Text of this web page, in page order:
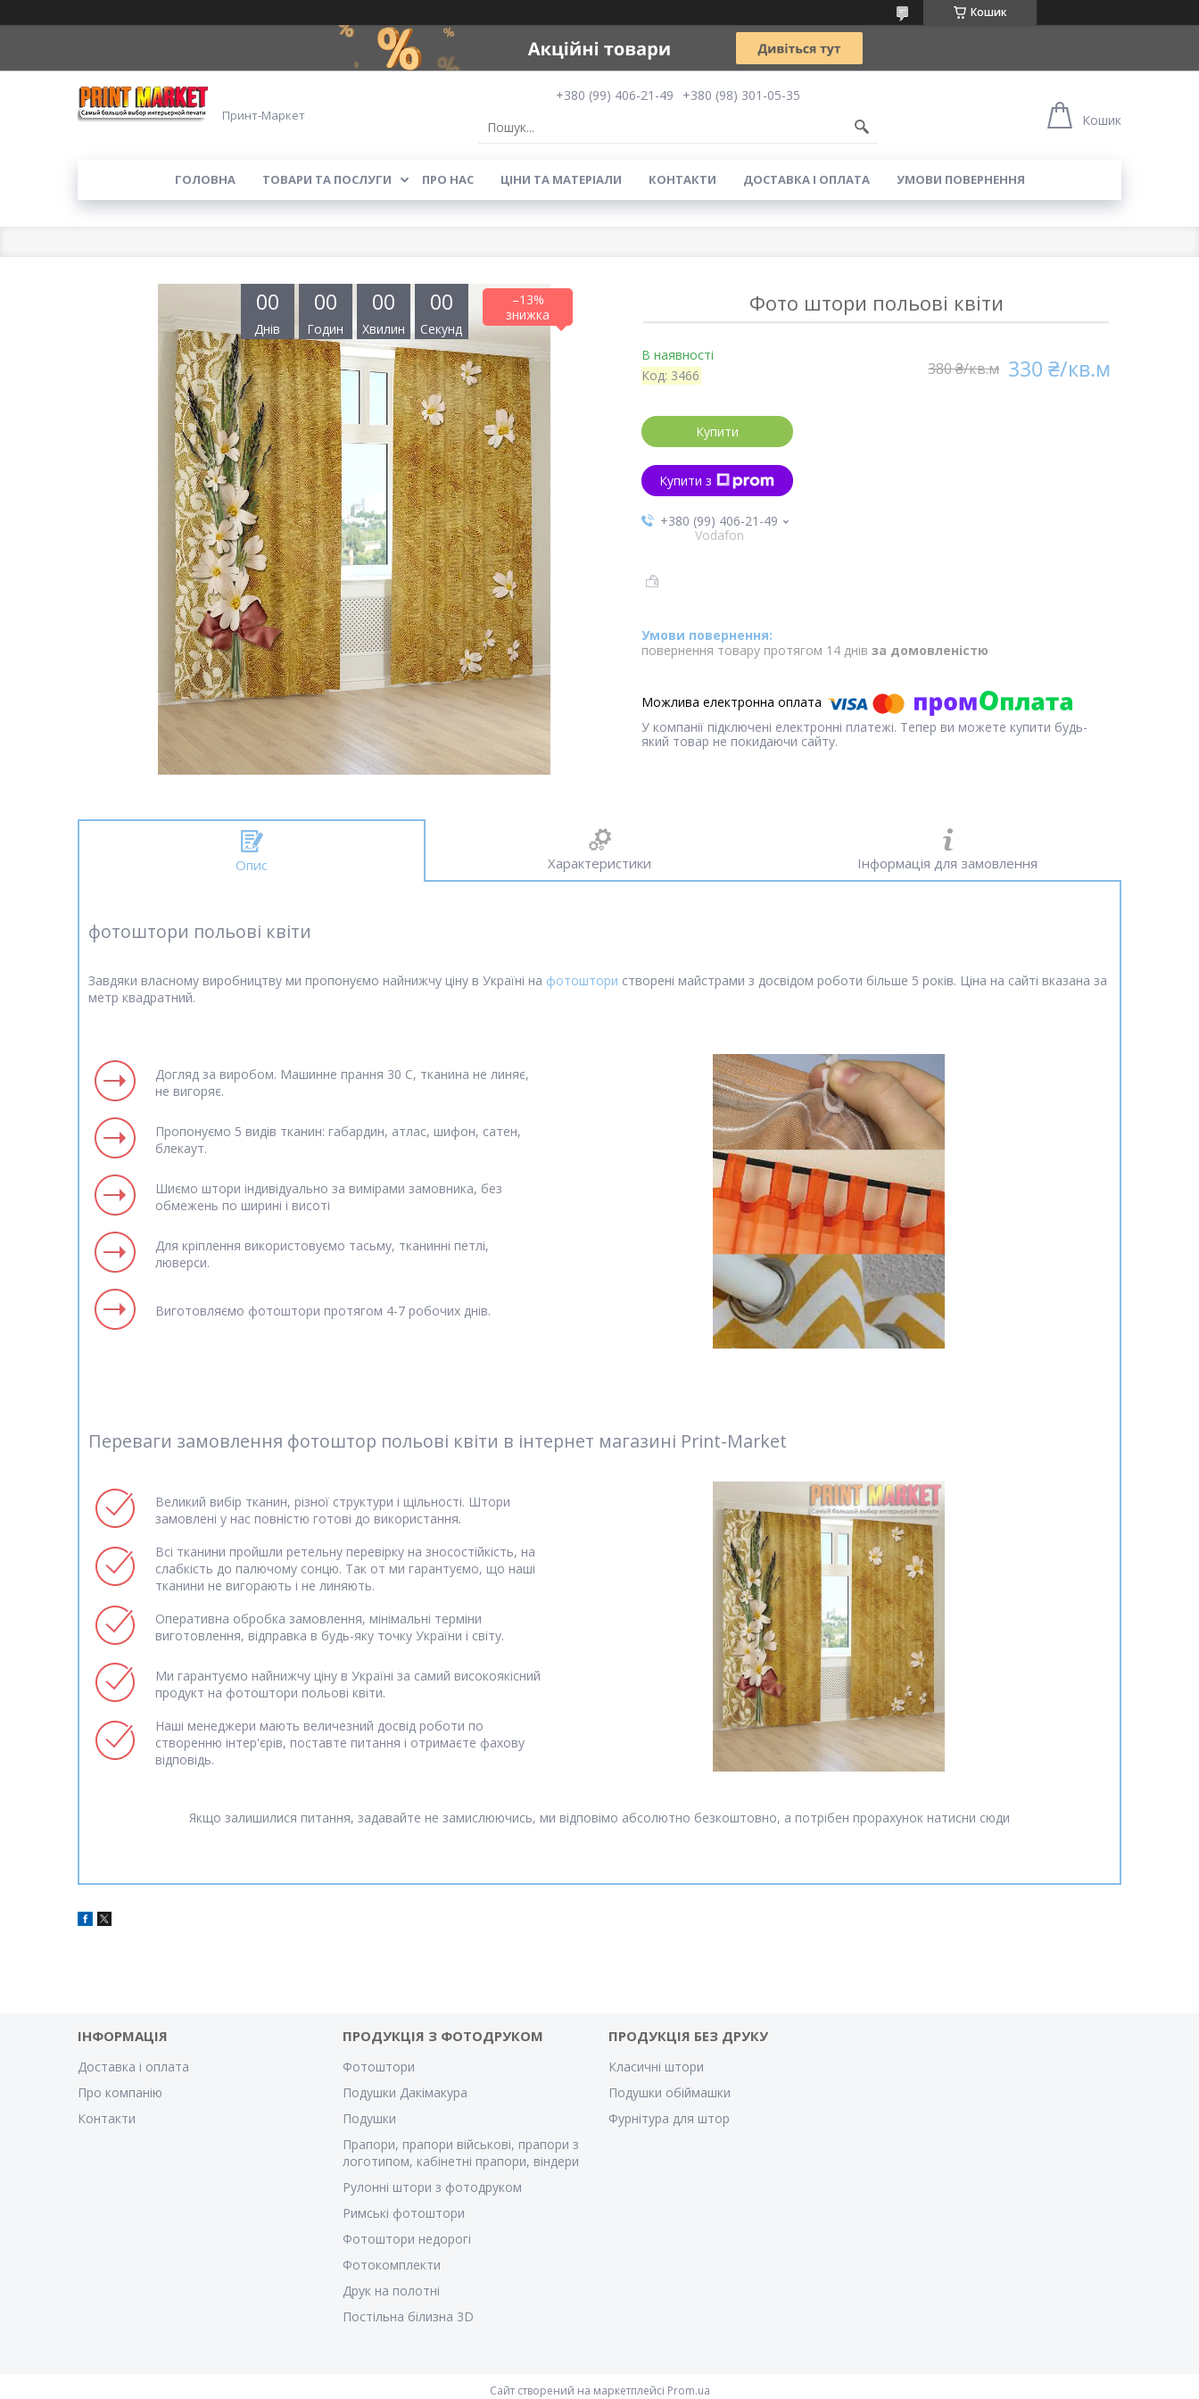
Кошик
Принт-Маркет
+380 (99) 406-21-49
+380 (98) 301-05-35
Кошик
ГОЛОВНА ТОВАРИ ТА ПОСЛУГИ ПРО НАС ЦІНИ ТА МАТЕРІАЛИ КОНТАКТИ ДОСТАВКА І ОПЛАТА УМОВИ ПОВЕРНЕННЯ
–13%
00
Днів
00
Годин
00
Хвилин
00
Секунд
Фото штори польові квіти
В наявності
Код: 3466 380 ₴/кв.м 330 ₴/кв.м
Купити
Купити з
+380 (99) 406-21-49
Vodafon
повернення товару протягом 14 днів за домовленістю
У компанії підключені електронні платежі. Тепер ви можете купити будь-
який товар не покидаючи сайту.
Опис Характеристики Інформація для замовлення
фотоштори польові квіти
Завдяки власному виробництву ми пропонуємо найнижчу ціну в Україні на фотоштори створені майстрами з досвідом роботи більше 5 років. Ціна на сайті вказана за
метр квадратний.
Догляд за виробом. Машинне прання 30 С, тканина не линяє,
не вигоряє.
Пропонуємо 5 видів тканин: габардин, атлас, шифон, сатен,
блекаут.
Шиємо штори індивідуально за вимірами замовника, без
обмежень по ширині і висоті
Для кріплення використовуємо тасьму, тканинні петлі,
люверси.
Виготовляємо фотоштори протягом 4-7 робочих днів.
Переваги замовлення фотоштор польові квіти в інтернет магазині Print-Market
Великий вибір тканин, різної структури і щільності. Штори
замовлені у нас повністю готові до використання.
Всі тканини пройшли ретельну перевірку на зносостійкість, на
слабкість до палючому сонцю. Так от ми гарантуємо, що наші
тканини не вигорають і не линяють.
Оперативна обробка замовлення, мінімальні терміни
виготовлення, відправка в будь-яку точку України і світу.
Ми гарантуємо найнижчу ціну в Україні за самий високоякісний
продукт на фотоштори польові квіти.
Наші менеджери мають величезний досвід роботи по
створенню інтер'єрів, поставте питання і отримаєте фахову
відповідь.
Якщо залишилися питання, задавайте не замислюючись, ми відповімо абсолютно безкоштовно, а потрібен прорахунок натисни сюди
ІНФОРМАЦІЯ
Доставка і оплата
Про компанію
Контакти
ПРОДУКЦІЯ З ФОТОДРУКОМ
Фотоштори
Подушки Дакімакура
Подушки
Прапори, прапори військові, прапори з
логотипом, кабінетні прапори, віндери
Рулонні штори з фотодруком
Римські фотоштори
Фотоштори недорогі
Фотокомплекти
Друк на полотні
Постільна білизна 3D
ПРОДУКЦІЯ БЕЗ ДРУКУ
Класичні штори
Подушки обіймашки
Фурнітура для штор
Сайт створений на маркетплейсі Prom.ua